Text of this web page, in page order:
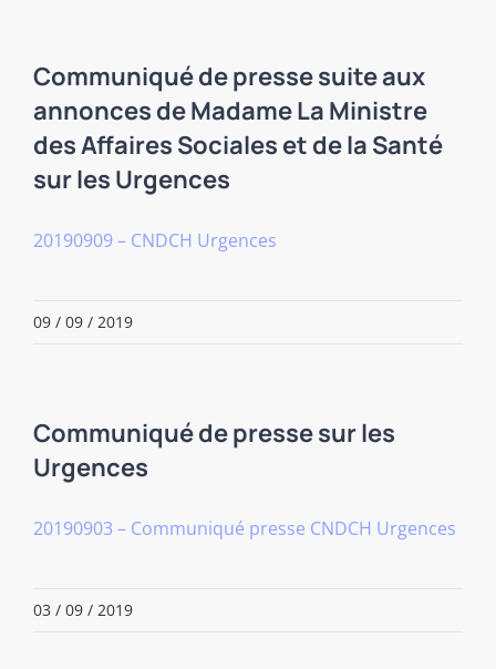
Communiqué de presse suite aux
annonces de Madame La Ministre
des Affaires Sociales et de la Santé
sur les Urgences
20190909 – CNDCH Urgences
09 / 09 / 2019
Communiqué de presse sur les
Urgences
20190903 – Communiqué presse CNDCH Urgences
03 / 09 / 2019